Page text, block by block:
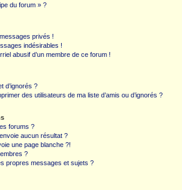
du forum » ?
privés !
indésirables !
abusif d’un membre de ce forum !
d’ignorés ?
des utilisateurs de ma liste d’amis ou d’ignorés ?
forums ?
aucun résultat ?
une page blanche ?!
?
propres messages et sujets ?